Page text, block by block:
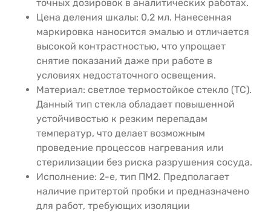
точных дозировок в аналитических работах.
Цена деления шкалы: 0,2 мл. Нанесенная
маркировка наносится эмалью и отличается
высокой контрастностью, что упрощает
снятие показаний даже при работе в
условиях недостаточного освещения.
Материал: светлое термостойкое стекло (ТС).
Данный тип стекла обладает повышенной
устойчивостью к резким перепадам
температур, что делает возможным
проведение процессов нагревания или
стерилизации без риска разрушения сосуда.
Исполнение: 2-е, тип ПМ2. Предполагает
наличие притертой пробки и предназначено
для работ, требующих изоляции